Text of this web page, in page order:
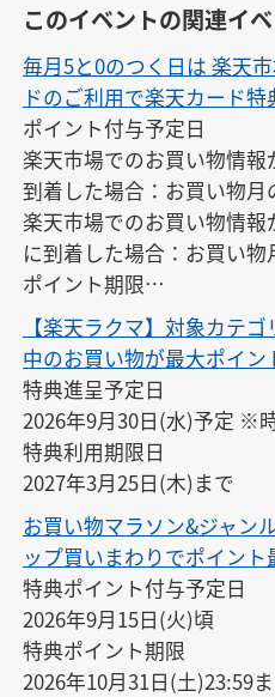
このイベントの関連イ
毎月5と0のつく日は 楽天
ドのご利用で楽天カード特
ポイント付与予定日
楽天市場でのお買い物情
到着した場合：お買い物月
楽天市場でのお買い物情
に到着した場合：お買い物
ポイント期限
付与の翌月末日23:59
【楽天ラクマ】対象カテ
中のお買い物が最大ポイン
特典進呈予定日
2026年9月30日(水)予定 ※
特典利用期限日
2027年3月25日(木)まで
お買い物マラソン&ジャン
ップ買いまわりでポイント
特典ポイント付与予定日
2026年9月15日(火)頃
特典ポイント期限
2026年10月31日(土)23:59